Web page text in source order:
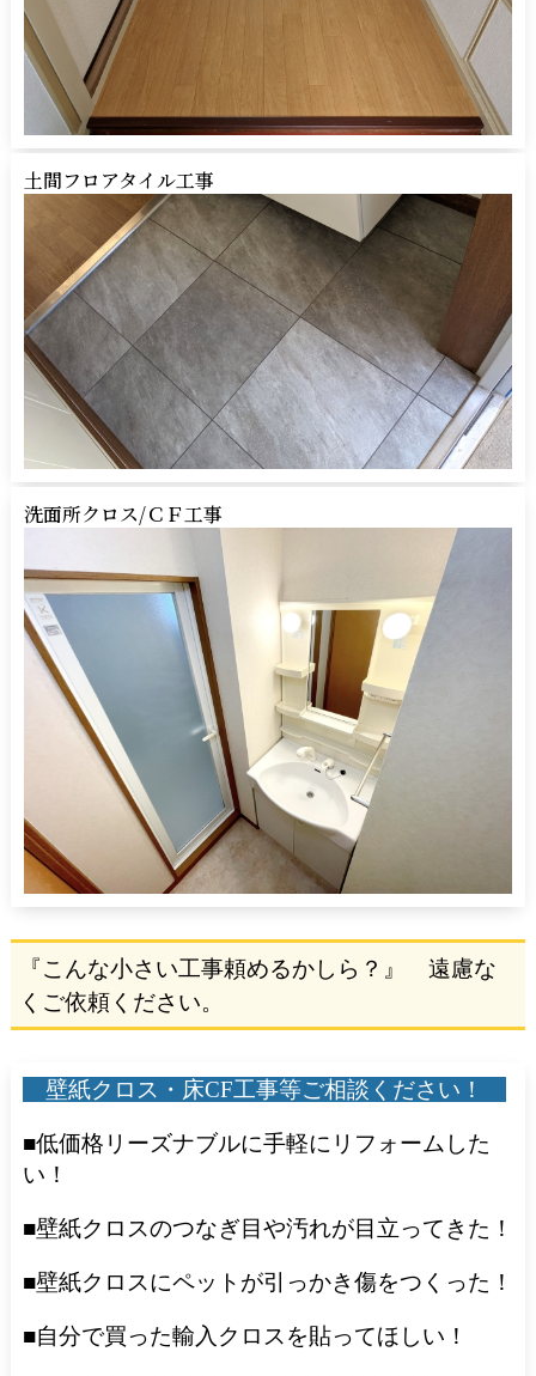
土間フロアタイル工事
洗面所クロス/ＣＦ工事
『こんな小さい工事頼めるかしら？』 遠慮な
くご依頼ください。
壁紙クロス・床CF工事等ご相談ください！
■低価格リーズナブルに手軽にリフォームした
い！
■壁紙クロスのつなぎ目や汚れが目立ってきた！
■壁紙クロスにペットが引っかき傷をつくった！
■自分で買った輸入クロスを貼ってほしい！